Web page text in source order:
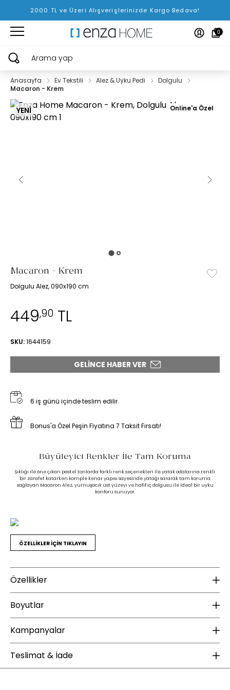
2000 TL ve Üzeri Alışverişlerinizde Kargo Bedava!
0
Arama yap
Anasayfa Ev Tekstili Alez & Uyku Pedi
Dolgulu
Macaron - Krem
YENİ Online'a Özel
Macaron - Krem
Dolgulu Alez, 090x190 cm
449,90 TL
SKU:1644159
GELINCE HABER VER
6 iş günü içinde teslim edilir.
Bonus'a Özel Peşin Fiyatına 7 Taksit Fırsatı!
Büyüleyici Renkler İle Tam Koruma
Şıklığı ile öne çıkan pastel tonlarda farklı renk seçenekleri ile yatak odalarına renkli
bir zarafet katarken komple kenar yapısı sayesinde yatağı sararak tam koruma
sağlayan Macaron Alez, yumuşacık üst yüzeyi ve hafif iç dolgusu ile ideal bir uyku
konforu sunuyor.
ÖZELLİKLER İÇİN TIKLAYIN
Özellikler
Yıkama Talimatı :
30 Derecede yıkanması tavsiye edilir
Ütülenmesi tavsiye edilmez
Dolgu Garanti Süresi :
Garanti Süresi :
2
Boyutlar
Yükseklik (mm) :
Kampanyalar
ÜCRETSİZ KARGO
Teslimat & İade